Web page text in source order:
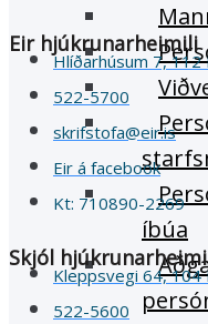
íbúa
Eir hjúkrunarheimili
Hlíðarhúsum 7, 112
522-5700
skrifstofa@eir.is
Eir á facebook
Kt: 710890-2269
Skjól
Kleppsvegi 64, 104
522-5600